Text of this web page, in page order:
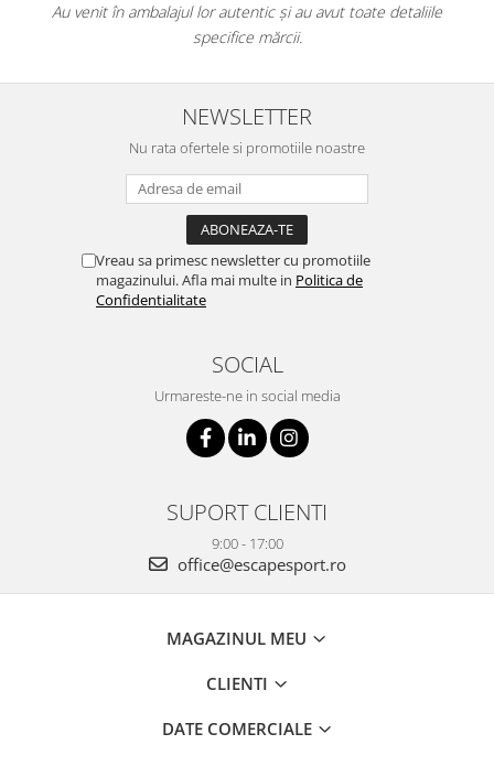
Au venit în ambalajul lor autentic și au avut toate detaliile
specifice mărcii.
NEWSLETTER
Nu rata ofertele si promotiile noastre
Vreau sa primesc newsletter cu promotiile
magazinului. Afla mai multe in Politica de
Confidentialitate
SOCIAL
Urmareste-ne in social media
SUPORT CLIENTI
9:00 - 17:00
office@escapesport.ro
MAGAZINUL MEU
CLIENTI
DATE COMERCIALE